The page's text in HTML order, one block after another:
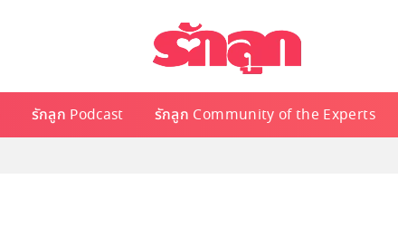
รักลูก Podcast รักลูก Community of the Experts